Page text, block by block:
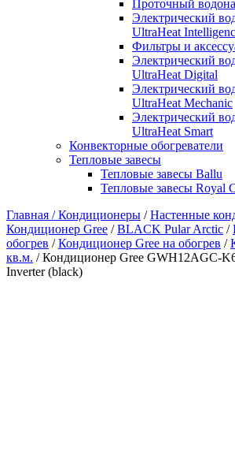
Проточный
Электрический
UltraHeat
Фильтры и
Электрический
UltraHeat Digital
Электрический
UltraHeat Mechanic
Электрический
UltraHeat Smart
Конвекторные обогреватели
Тепловые завесы
Тепловые завесы Ballu
Тепловые завесы Royal
Главная /Кондиционеры /Настенные
Кондиционер Gree /BLACK Pular Arctic /
обогрев /Кондиционер Gree на обогрев /
кв.м. / Кондиционер Gree GWH12AGC-
Inverter (black)